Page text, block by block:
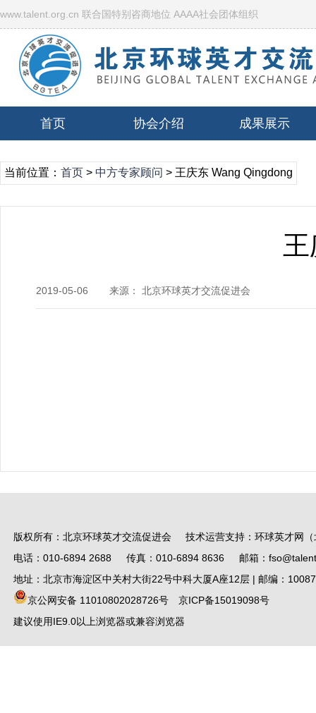
www.talent.org.cn 联合国特别咨商地位 AAAA社会团体组织
首页 协会介绍 成果展示
当前位置： 首页 > 中方专家顾问 > 王庆东 Wang Qingdong
2019-05-06 来源： 北京环球英才交流促进会
版权所有：北京环球英才交流促进会 技术运营支持：环球英才网（
电话：010-6894 2688 传真：010-6894 8636 邮箱：
地址：北京市海淀区中关村大街22号中科大厦A座12层 | 邮编：
京公网安备 11010802028726号
京ICP备15019098号
建议使用IE9.0以上浏览器或兼容浏览器